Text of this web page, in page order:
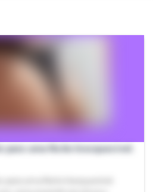
para uma Noite Inesquecível.